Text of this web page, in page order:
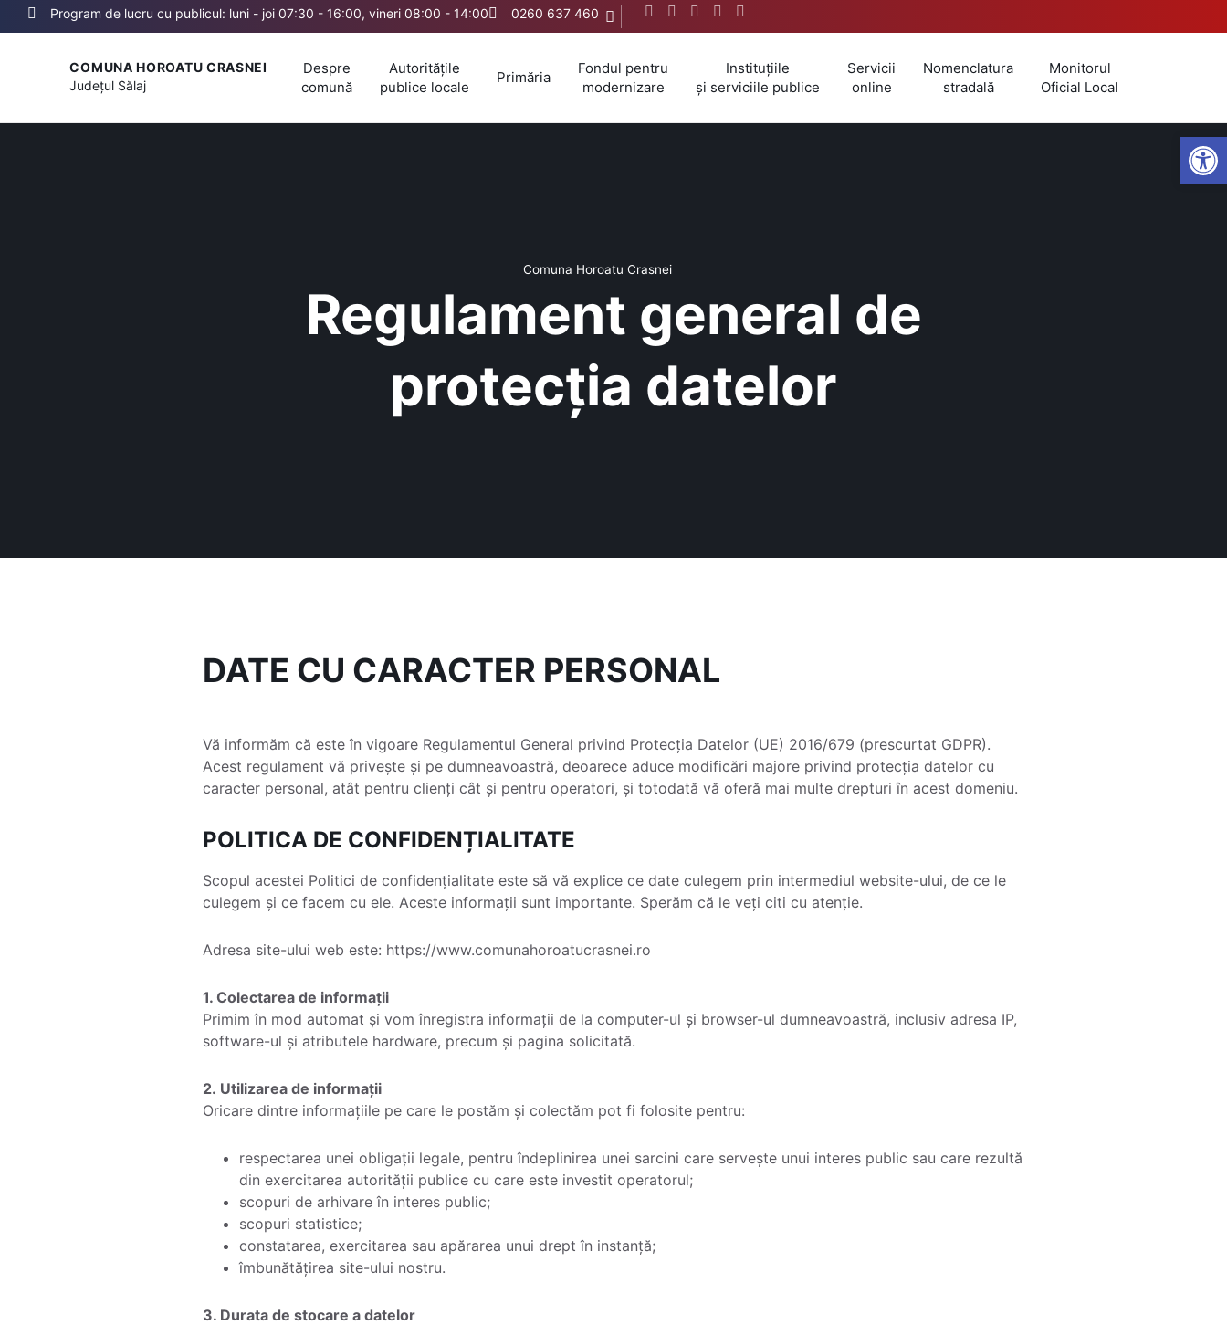
Program de lucru cu publicul: luni - joi 07:30 - 16:00, vineri 08:00 - 14:00 0260 637 460
COMUNA HOROATU CRASNEI
Județul Sălaj
Despre
comună
Autoritățile
publice locale
Primăria
Fondul pentru
modernizare
Instituțiile
și serviciile publice
Servicii
online
Nomenclatura
stradală
Monitorul
Oficial Local
Comuna Horoatu Crasnei
Regulament general de
protecția datelor
DATE CU CARACTER PERSONAL
Vă informăm că este în vigoare Regulamentul General privind Protecția Datelor (UE) 2016/679 (prescurtat GDPR).
Acest regulament vă privește și pe dumneavoastră, deoarece aduce modificări majore privind protecția datelor cu
caracter personal, atât pentru clienți cât și pentru operatori, și totodată vă oferă mai multe drepturi în acest domeniu.
POLITICA DE CONFIDENȚIALITATE
Scopul acestei Politici de confidențialitate este să vă explice ce date culegem prin intermediul website-ului, de ce le
culegem și ce facem cu ele. Aceste informații sunt importante. Sperăm că le veți citi cu atenție.
Adresa site-ului web este: https://www.comunahoroatucrasnei.ro
1. Colectarea de informații
Primim în mod automat și vom înregistra informații de la computer-ul și browser-ul dumneavoastră, inclusiv adresa IP,
software-ul și atributele hardware, precum și pagina solicitată.
2. Utilizarea de informații
Oricare dintre informațiile pe care le postăm și colectăm pot fi folosite pentru:
respectarea unei obligații legale, pentru îndeplinirea unei sarcini care servește unui interes public sau care rezultă
din exercitarea autorității publice cu care este investit operatorul;
scopuri de arhivare în interes public;
scopuri statistice;
constatarea, exercitarea sau apărarea unui drept în instanță;
îmbunătățirea site-ului nostru.
3. Durata de stocare a datelor